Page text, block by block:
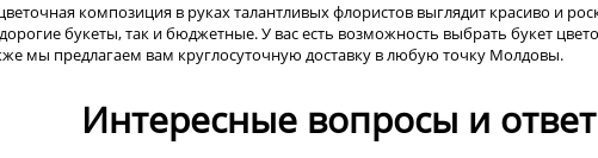
композиция в руках талантливых флористов выглядит красиво и
дорогие букеты, так и бюджетные. У вас есть возможность выбрать букет
мы предлагаем вам круглосуточную доставку в любую точку Молдовы.
Интересные вопросы и